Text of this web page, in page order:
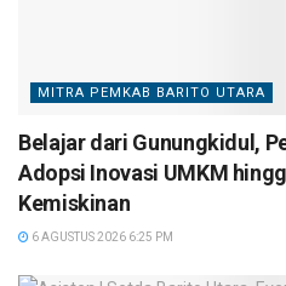
MITRA PEMKAB BARITO UTARA
Belajar dari Gunungkidul,
Adopsi Inovasi UMKM
Kemiskinan
6 AGUSTUS 2026 6:25 PM